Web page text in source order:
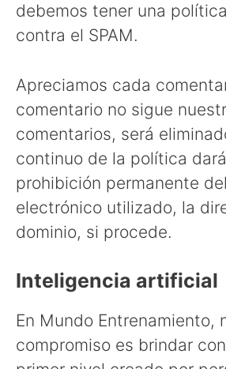
debemos tener una
contra el SPAM.
Apreciamos cada
comentario no sigue
comentarios, será
continuo de la política
prohibición permanente
electrónico utilizado, la
dominio, si procede.
Inteligencia artificial
En Mundo Entrenamiento,
compromiso es brindar